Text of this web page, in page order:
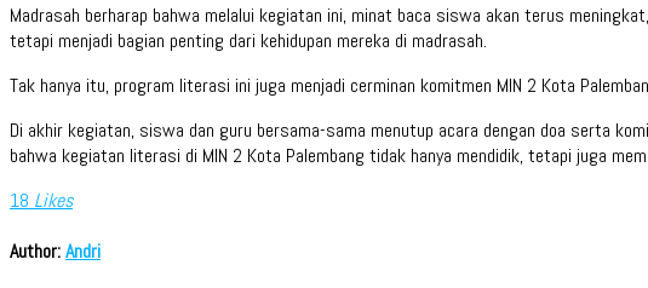
Madrasah berharap bahwa melalui kegiatan ini, minat baca siswa akan terus
tetapi menjadi bagian penting dari kehidupan mereka di madrasah.
Tak hanya itu, program literasi ini juga menjadi cerminan komitmen MIN 2 Kota
Di akhir kegiatan, siswa dan guru bersama-sama menutup acara dengan doa serta
bahwa kegiatan literasi di MIN 2 Kota Palembang tidak hanya mendidik, tetapi juga
18 Likes
Author:Andri